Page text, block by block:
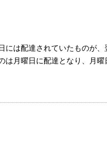
には配達されていたものが
は月曜日に配達となり、月曜